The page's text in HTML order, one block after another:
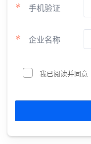
* 手机验证
* 企业名称
我已阅读并同意